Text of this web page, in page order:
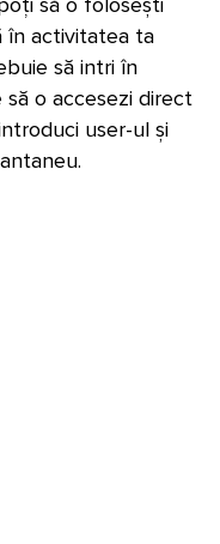
în activitatea ta
să intri în
o accesezi direct
user-ul și